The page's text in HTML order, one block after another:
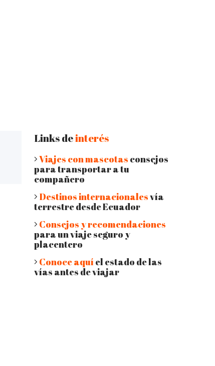
Links deinterés
Viajes con mascotas consejos
para transportar a tu
compañero
Destinos internacionalesvía
terrestre desde Ecuador
Consejos y recomendaciones
para un viaje seguro y
placentero
Conoce aquíel estado de las
vías antes de viajar